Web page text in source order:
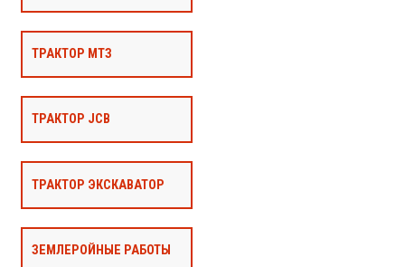
ТРАКТОР МТЗ
ТРАКТОР JCB
ТРАКТОР ЭКСКАВАТОР
ЗЕМЛЕРОЙНЫЕ РАБОТЫ